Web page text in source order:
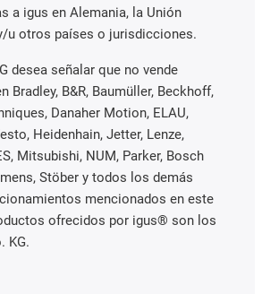
a igus en Alemania, la Unión
u otros países o jurisdicciones.
desea señalar que no vende
Bradley, B&R, Baumüller, Beckhoff,
Danaher Motion, ELAU,
Heidenhain, Jetter, Lenze,
Mitsubishi, NUM, Parker, Bosch
Stöber y todos los demás
mencionados en este
ofrecidos por igus® son los
KG.